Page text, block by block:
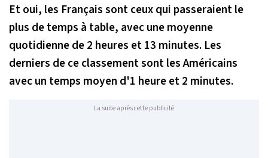
Et oui, les Français sont ceux qui passeraient le
plus de temps à table, avec une moyenne
quotidienne de 2 heures et 13 minutes. Les
derniers de ce classement sont les Américains
avec un temps moyen d'1 heure et 2 minutes.
La suite après cette publicité